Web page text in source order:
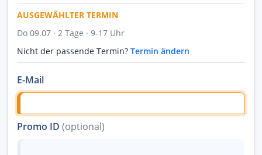
AUSGEWÄHLTER TERMIN
Do 09.07 · 2 Tage · 9-17 Uhr
Nicht der passende Termin? Termin ändern
E-Mail
Promo ID (optional)